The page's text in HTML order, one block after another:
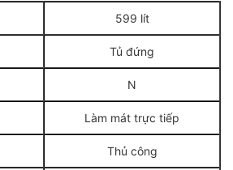
599 lít
Tủ đứng
N
Làm mát trực tiếp
Thủ công